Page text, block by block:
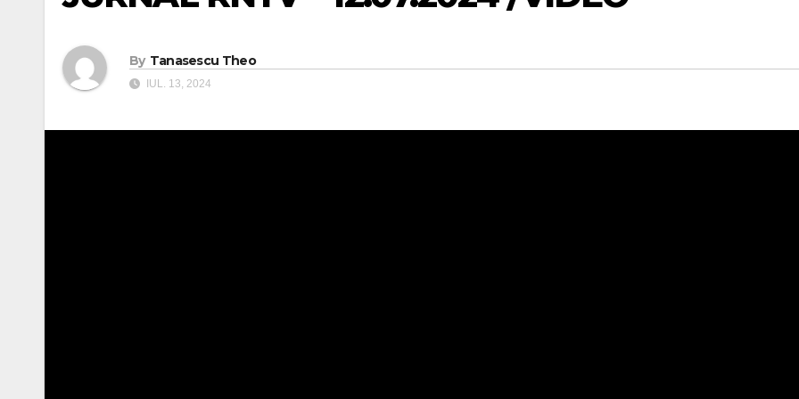
By Tanasescu Theo
IUL. 13, 2024